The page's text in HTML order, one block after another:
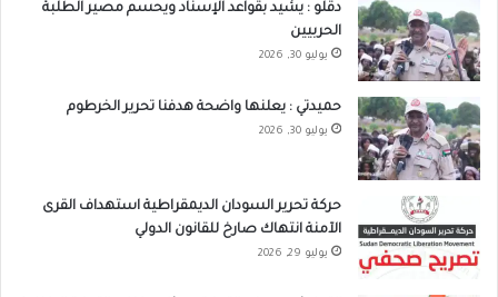
دقلو : يشيد بقواعد الإسناد ويحسم مصير الطلبة
الحربيين
يوليو 30, 2026
حميدتي : يعلنها واضحة هدفنا تحرير الخرطوم
يوليو 30, 2026
حركة تحرير السودان الديمقراطية استهداف القرى
الآمنة انتهاك صارخ للقانون الدولي
يوليو 29, 2026